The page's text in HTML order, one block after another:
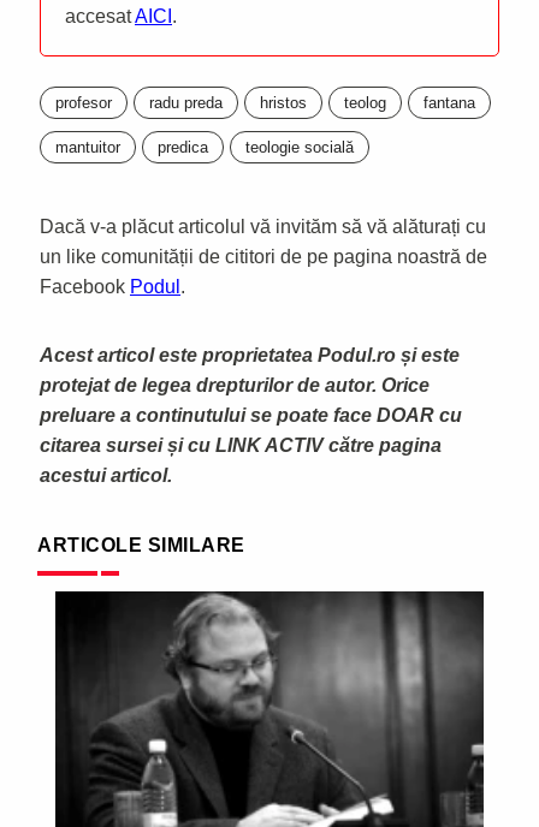
accesatAICI .
profesor radu preda hristos teolog fantana
mantuitor predica teologie socială
Dacă v-a plăcut articolul vă invităm să vă alăturați cu
un like comunității de cititori de pe pagina noastră de
Facebook Podul .
Acest articol este proprietatea Podul.ro și este
protejat de legea drepturilor de autor. Orice
preluare a continutului se poate face DOAR cu
citarea sursei și cu LINK ACTIV către pagina
acestui articol.
ARTICOLE SIMILARE